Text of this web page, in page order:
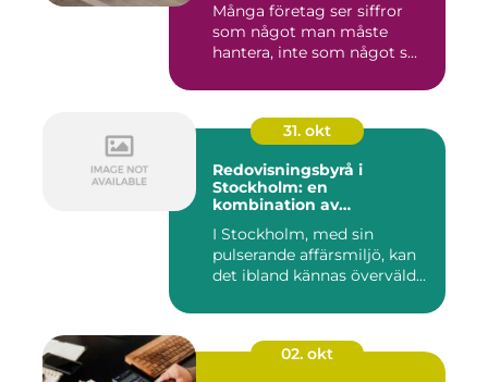
Många företag ser siffror
som något man måste
hantera, inte som något s...
31. okt
Redovisningsbyrå i
Stockholm: en
kombination av
personlig service
I Stockholm, med sin
pulserande affärsmiljö, kan
det ibland kännas överväld...
02. okt